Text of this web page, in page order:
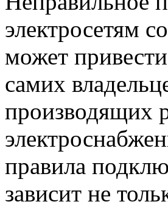
электросетям
может
самих
производящих
правила
зависит не